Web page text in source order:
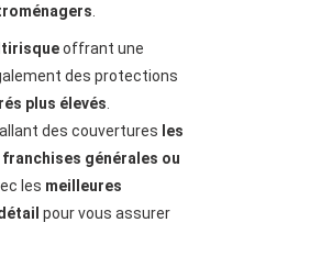
offrant une
des protections
plus élevés
des couvertures les
franchises générales ou
les meilleures
pour vous assurer